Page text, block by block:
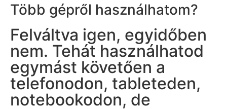
Több gépről használhatom?
Felváltva igen, egyidőben
nem. Tehát használhatod
egymást követően a
telefonodon, tableteden,
notebookodon, de